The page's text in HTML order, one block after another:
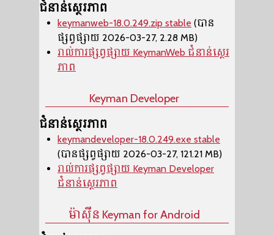
ជំនាន់ស្ថេរភាព
keymanweb-18.0.249.zip stable (បាន
ផ្សព្វផ្សាយ 2026-03-27, 2.28 MB)
រាល់ការផ្សព្វផ្សាយ KeymanWeb ជំនាន់ស្ថេរ
ភាព
Keyman Developer
ជំនាន់ស្ថេរភាព
keymandeveloper-18.0.249.exe stable
(បានផ្សព្វផ្សាយ 2026-03-27, 121.21 MB)
រាល់ការផ្សព្វផ្សាយ Keyman Developer
ជំនាន់ស្ថេរភាព
ម៉ាស៊ីន​ Keyman for Android